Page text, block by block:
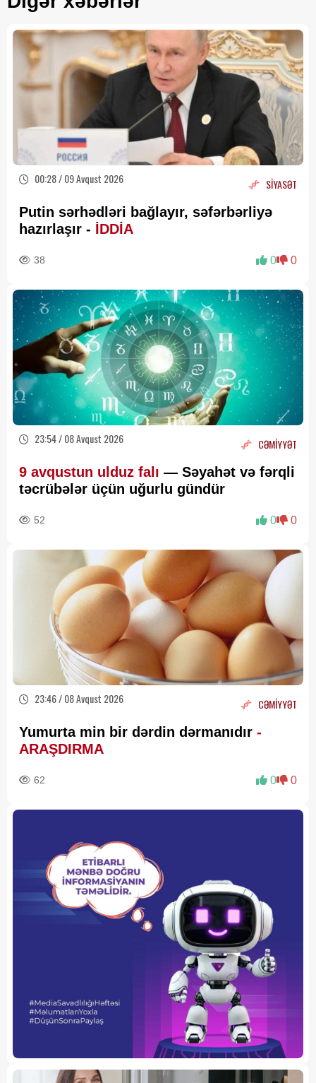
00:28 / 09 Avqust 2026 SİYASƏT
Putin sərhədləri bağlayır, səfərbərliyə
hazırlaşır - İDDİA
38 0 0
23:54 / 08 Avqust 2026 CƏMİYYƏT
9 avqustun ulduz falı — Səyahət və fərqli
təcrübələr üçün uğurlu gündür
52 0 0
23:46 / 08 Avqust 2026 CƏMİYYƏT
Yumurta min bir dərdin dərmanıdır -
ARAŞDIRMA
62 0 0